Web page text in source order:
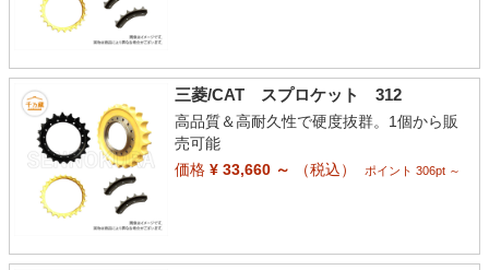
三菱/CAT スプロケット 312
高品質＆高耐久性で硬度抜群。1個から販
売可能
価格¥ 33,660 ～ （税込） ポイント 306pt ～